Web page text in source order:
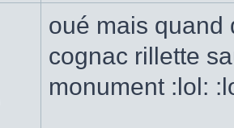
oué mais quand
cognac rillette
monument :lol: